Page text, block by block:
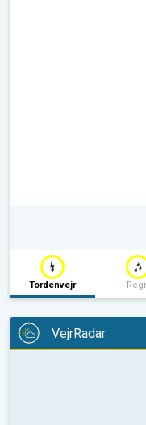
Tordenvejr
VejrRadar